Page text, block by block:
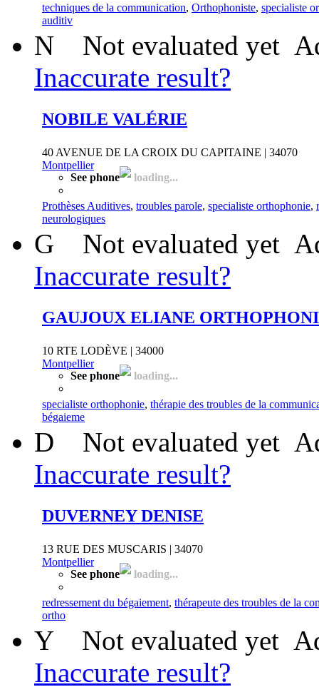
techniques de la communication, Orthophoniste, specialiste
auditiv
N Not evaluated yet
Inaccurate result?
NOBILE VALÉRIE
40 AVENUE DE LA CROIX DU CAPITAINE | 34070
Montpellier
See phone
loading...
Prothèses Auditives, troubles parole, specialiste orthophonie,
neurologiques
G Not evaluated yet
Inaccurate result?
GAUJOUX ELIANE
10 RTE LODÈVE | 34000
Montpellier
See phone
loading...
specialiste orthophonie, thérapie des troubles de la
bégaieme
D Not evaluated yet
Inaccurate result?
DUVERNEY DENISE
13 RUE DES MUSCARIS | 34070
Montpellier
See phone
loading...
redressement du bégaiement, thérapeute des troubles de la
ortho
Y Not evaluated yet
Inaccurate result?